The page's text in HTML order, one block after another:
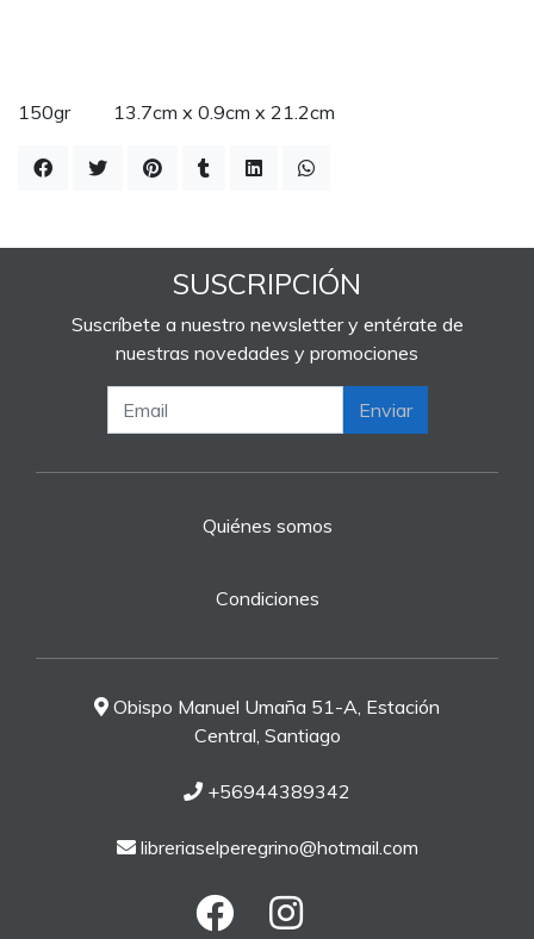
150gr 13.7cm x 0.9cm x 21.2cm
SUSCRIPCIÓN
Suscríbete a nuestro newsletter y entérate de
nuestras novedades y promociones
Enviar
Quiénes somos
Condiciones
Obispo Manuel Umaña 51-A, Estación
Central, Santiago
+56944389342
libreriaselperegrino@hotmail.com